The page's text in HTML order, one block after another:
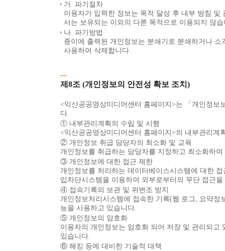
가. 파기절차
이용자가 입력한 정보는 목적 달성 후 내부 방침
서는 보유되는 이외의 다른 목적으로 이용되지 않습
나. 파기방법
종이에 출력된 개인정보는 분쇄기로 분쇄하거나
사용하여 삭제합니다.
제8조 (개인정보의 안전성 확보 조치)
<익산공공영상미디어센터 홈페이지>는 「개인정
다.
① 내부관리계획의 수립 및 시행
<익산공공영상미디어센터 홈페이지>의 내부관리
② 개인정보 취급 담당자의 최소화 및 교육
개인정보를 취급하는 담당자를 지정하고 최소화하
③ 개인정보에 대한 접근 제한
개인정보를 처리하는 데이터베이스시스템에 대한
입차단시스템을 이용하여 외부로부터의 무단 접근
④ 접속기록의 보관 및 위변조 방지
개인정보처리시스템에 접속한 기록(웹 로그, 요약
능을 사용하고 있습니다.
⑤ 개인정보의 암호화
이용자의 개인정보는 암호화 되어 저장 및 관리되
있습니다.
⑥ 해킹 등에 대비한 기술적 대책